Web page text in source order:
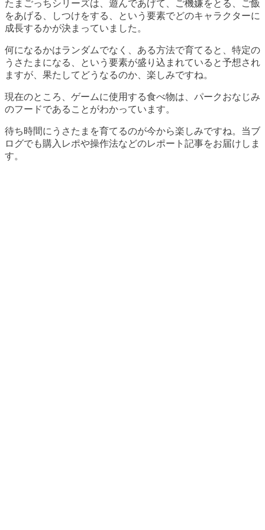
たまごっちシリーズは、遊んであげて、ご機嫌をとる、ご飯
をあげる、しつけをする、という要素でどのキャラクターに
成長するかが決まっていました。
何になるかはランダムでなく、ある方法で育てると、特定の
うさたまになる、という要素が盛り込まれていると予想され
ますが、果たしてどうなるのか、楽しみですね。
現在のところ、ゲームに使用する食べ物は、パークおなじみ
のフードであることがわかっています。
待ち時間にうさたまを育てるのが今から楽しみですね。当ブ
ログでも購入レポや操作法などのレポート記事をお届けしま
す。